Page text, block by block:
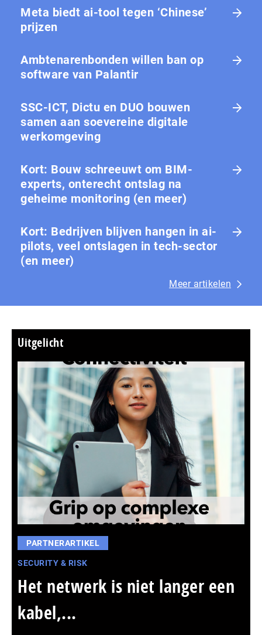
Meta biedt ai-tool tegen ‘Chinese’
prijzen
Ambtenarenbonden willen ban op
software van Palantir
SSC-ICT, Dictu en DUO bouwen
samen aan soevereine digitale
werkomgeving
Kort: Bouw schreeuwt om BIM-
experts, onterecht ontslag na
geheime monitoring (en meer)
Kort: Bedrijven blijven hangen in ai-
pilots, veel ontslagen in tech-sector
(en meer)
Meer artikelen
Uitgelicht
PARTNERARTIKEL
SECURITY & RISK
Het netwerk is niet langer een
kabel,...